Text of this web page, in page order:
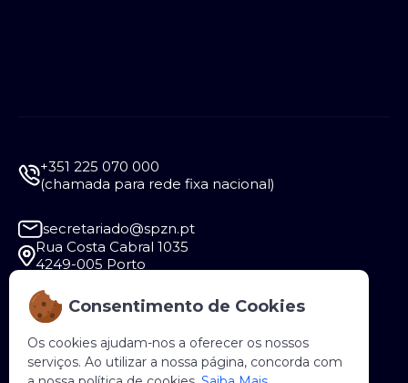
Consentimento de Cookies
Os cookies ajudam-nos a oferecer os nossos
serviços. Ao utilizar a nossa página, concorda com
+351 225 070 000
(chamada para rede fixa nacional)
secretariado@spzn.pt
Rua Costa Cabral 1035
4249-005 Porto
Segunda a Sexta - 9:30 às 12:30 e das 14:00 às
18:00